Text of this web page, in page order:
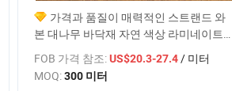
가격과 품질이 매력적인 스트랜드 와
본 대나무 바닥재 자연 색상 라미네이트
바닥재
FOB 가격 참조:US$20.3-27.4/ 미터
MOQ:300 미터